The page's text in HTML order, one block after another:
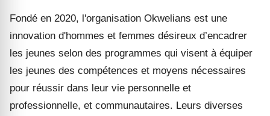
Fondé en 2020, l'organisation Okwelians est une
innovation d'hommes et femmes désireux d’encadrer
les jeunes selon des programmes qui visent à équiper
les jeunes des compétences et moyens nécessaires
pour réussir dans leur vie personnelle et
professionnelle, et communautaires. Leurs diverses